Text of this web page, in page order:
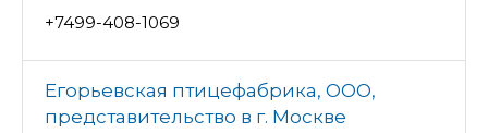
+7499-408-1069
Егорьевская птицефабрика, ООО,
представительство в г. Москве